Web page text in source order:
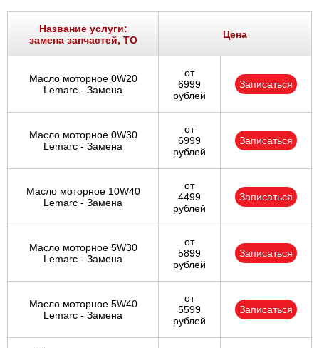
Название услуги:
замена запчастей, ТО
Цена
Масло моторное 0W20
Lemarc - Замена
от
6999
рублей
Записаться
Масло моторное 0W30
Lemarc - Замена
от
6999
рублей
Записаться
Масло моторное 10W40
Lemarc - Замена
от
4499
рублей
Записаться
Масло моторное 5W30
Lemarc - Замена
от
5899
рублей
Записаться
Масло моторное 5W40
Lemarc - Замена
от
5599
рублей
Записаться